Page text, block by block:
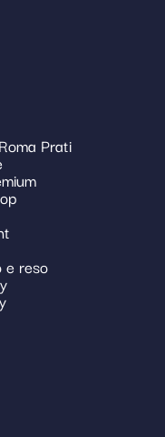
Prati
e reso